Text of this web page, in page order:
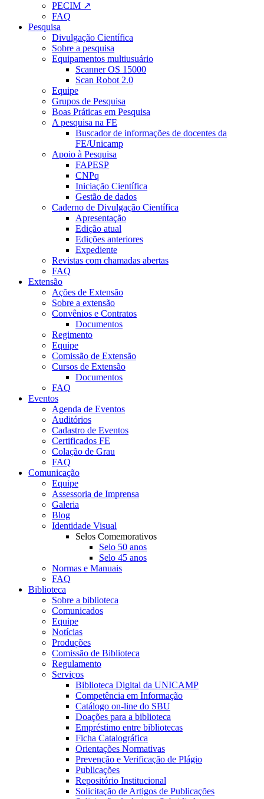
PECIM ↗
FAQ
Pesquisa
Divulgação Científica
Sobre a pesquisa
Equipamentos multiusuário
Scanner OS 15000
Scan Robot 2.0
Equipe
Grupos de Pesquisa
Boas Práticas em Pesquisa
A pesquisa na FE
Buscador de informações de docentes da
FE/Unicamp
Apoio à Pesquisa
FAPESP
CNPq
Iniciação Científica
Gestão de dados
Caderno de Divulgação Científica
Apresentação
Edição atual
Edições anteriores
Expediente
Revistas com chamadas abertas
FAQ
Extensão
Ações de Extensão
Sobre a extensão
Convênios e Contratos
Documentos
Regimento
Equipe
Comissão de Extensão
Cursos de Extensão
Documentos
FAQ
Eventos
Agenda de Eventos
Auditórios
Cadastro de Eventos
Certificados FE
Colação de Grau
FAQ
Comunicação
Equipe
Assessoria de Imprensa
Galeria
Blog
Identidade Visual
Selos Comemorativos
Selo 50 anos
Selo 45 anos
Normas e Manuais
FAQ
Biblioteca
Sobre a biblioteca
Comunicados
Equipe
Notícias
Produções
Comissão de Biblioteca
Regulamento
Serviços
Biblioteca Digital da UNICAMP
Competência em Informação
Catálogo on-line do SBU
Doações para a biblioteca
Empréstimo entre bibliotecas
Ficha Catalográfica
Orientações Normativas
Prevenção e Verificação de Plágio
Publicações
Repositório Institucional
Solicitação de Artigos de Publicações